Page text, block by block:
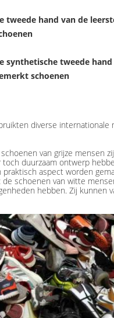
tweede hand van de
synthetische tweede
schoenen
diverse
van grijze mensen
duurzaam ontwerp
aspect worden
schoenen van witte
hebben. Zij